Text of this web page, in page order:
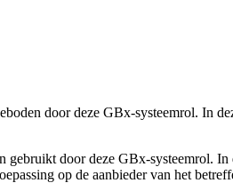
door deze GBx-systeemrol. In
door deze GBx-systeemrol.
op de aanbieder van het